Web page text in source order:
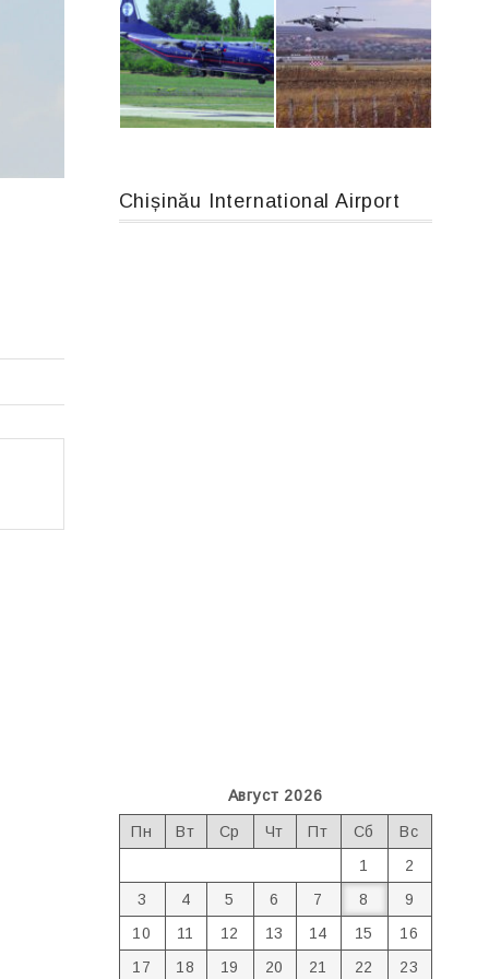
Airbus A319-114 D-AILN, Lufthansa, Франкфурт-Кишинев, 24/06/18 MC-130, 15731
Chișinău International Airport
Август 2026
Пн Вт Ср Чт Пт Сб
Вс
1
2
3
4 5 6 7 8
9
10
11 12 13 14 15
16
17
18 19 20 21 22
23